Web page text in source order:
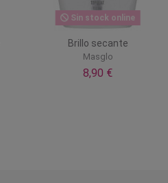
Sin stock online
Brillo secante
Masglo
8,90 €